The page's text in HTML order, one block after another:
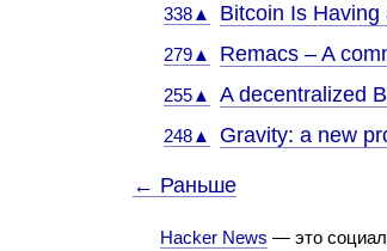
338▲ Bitcoin Is
279▲ Remacs – A
255▲ A decentralized
248▲ Gravity: a new
← Раньше
Hacker News — это